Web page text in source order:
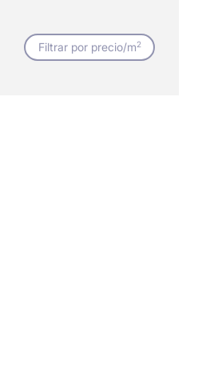
Filtrar por precio/m2